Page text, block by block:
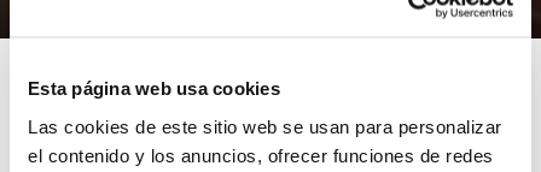
Esta página web usa cookies
Las cookies de este sitio web se usan para personalizar
el contenido y los anuncios, ofrecer funciones de redes
Accede al Sistema de Competición en todas las